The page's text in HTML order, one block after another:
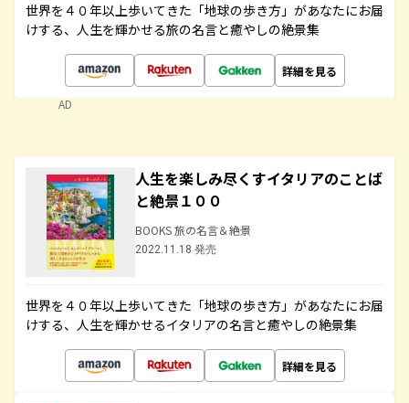
世界を４０年以上歩いてきた「地球の歩き方」があなたにお届
けする、人生を輝かせる旅の名言と癒やしの絶景集
詳細を見る
AD
人生を楽しみ尽くすイタリアのことば
と絶景１００
BOOKS 旅の名言＆絶景
2022.11.18 発売
世界を４０年以上歩いてきた「地球の歩き方」があなたにお届
けする、人生を輝かせるイタリアの名言と癒やしの絶景集
詳細を見る